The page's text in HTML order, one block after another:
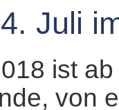
Juli
ist
von